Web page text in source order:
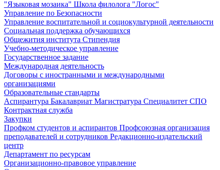
"Языковая мозаика" Школа филолога "Логос"
Управление по Безопасности
Управление воспитательной и социокультурной деятельности
Социальная поддержка обучающихся
Общежития института Стипендия
Учебно-методическое управление
Государственное задание
Международная деятельность
Договоры с иностранными и международными
организациями
Образовательные стандарты
Аспирантура Бакалавриат Магистратура Специалитет СПО
Контрактная служба
Закупки
Профком студентов и аспирантов Профсоюзная организация
преподавателей и сотрудников Редакционно-издательский
центр
Департамент по ресурсам
Организационно-правовое управление